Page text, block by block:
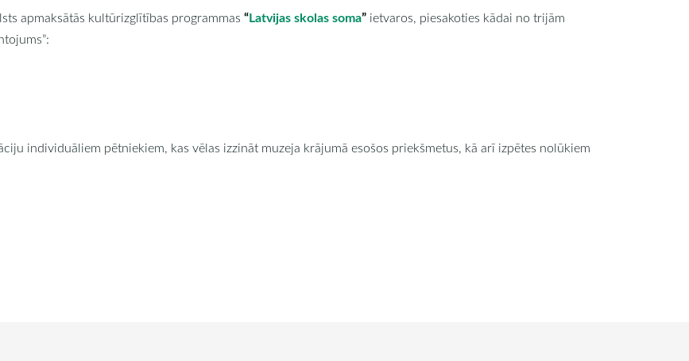
apmaksātās kultūrizglītības programmas “Latvijas skolas soma” ietvaros, piesakoties kādai no trijām
individuāliem pētniekiem, kas vēlas izzināt muzeja krājumā esošos priekšmetus, kā arī izpētes nolūkiem